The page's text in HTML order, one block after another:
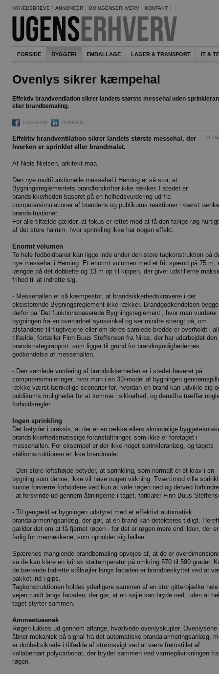
NYHEDSBREVE ANNONCER OM UGENSERHVERV KONTAKT
FORSIDE BYGGERI EMBALLAGE LAGER & TRANSPORT IT &
Ovenlys sikrer kæmpehal
Effektiv brandventilation sikrer landets største messehal uden
eller brandbemaling.
FACEBOOK LINKEDIN
06-
Effektiv brandventilation sikrer landets største messehal, der
hverken er sprinklet eller brandmalet.
Af Niels Nielsen, arkitekt maa
Den nye multifunktionelle messehal i Herning er så stor, at
Bygningsreglementets brandforskrifter ikke rækker. I stedet er
brandsikkerheden baseret på en helhedsvurdering ud fra
computersimulationer af brandens og publikums reaktioner i værst
brandsituationer.
For alle tilfælde gælder, at fokus er rettet mod at få den farlige røg
af det store halrum, hvor sprinkling ikke har nogen effekt.
Enormt volumen
To hele fodboldbaner kan ligge inde under den store tagkonstruktion på
nye messehal i Herning. Et enormt volumen med et frit spænd på 75 m,
længde på det dobbelte og 13 m op til kippen, der giver udstillerne
frihed til at indrette sig.
- Messehallen er så kæmpestor, at brandsikkerhedskravene i det
eksisterende Bygningsreglement ikke rækker. Brandgodkendelsen
derfor på ’Det funktionsbaserede Bygningsreglement’, hvor man vurderer
bygningen fra en overordnet synsvinkel og ser mindre strengt på, om
afstandene til flugtvejene eller om deres samlede bredde er overholdt i
tilfælde, fortæller Finn Buus Steffensen fra Niras, der har udarbejdet den
brandstrategirapport, som ligger til grund for brandmyndighedernes
godkendelse af messehallen.
- Den samlede vurdering af brandsikkerheden er i stedet baseret på
computersimuleringer, hvor man i en 3D-model af bygningen
række værst tænkelige scenarier for, hvordan en brand kan udvikle sig
publikums muligheder for at komme i sikkerhed; og derudfra træffer
forholdsregler.
Ingen sprinkling
Det betyder i praksis, at der er en række ellers almindelige
brandsikkerhedsmæssige foranstaltninger, som ikke er foretaget i
messehallen. For eksempel er der ikke noget sprinkleranlæg, og tagets
stålkonstruktionen er ikke brandmalet.
- Den store loftshøjde betyder, at sprinkling, som normalt er et krav i en
bygning som denne, ikke vil have nogen virkning. Tværtimod ville
kunne forværre forholdene ved kun at køle røgen ned og derved
i at forsvinde ud gennem åbningerne i taget, forklarer Finn Buus
- Til gengæld er bygningen udstyret med et effektivt automatisk
brandalarmeringsanlæg, der gør, at en brand kan detekteres tidligt.
gælder det om at få fjernet røgen - for det er røgen mere end ilden, der er
farlig for menneskene, som opholder sig hallen.
Spærenes manglende brandbemaling opvejes af, at de er
så de kan klare en kritisk ståltemperatur på omkring 570 til 590 grader.
de bærende lodrette stålsøjler langs facaden er brandbeskyttet ved at
pakket ind i gips.
Tagkonstruktionen holdes yderligere sammen af en stor gitterbjælke hele
vejen rundt langs facaden, der gør, at en søjle kan bryde ned, uden at
taget styrter sammen.
Ammestuesnak
Røgen lukkes ud gennem aflange, hvælvede ovenlyskupler. Ovenlysene
åbner mekanisk på signal fra det automatiske brandalarmeringsanlæg,
er dobbeltsikrede i tilfælde af strømsvigt ved at være fremstillet af
kollaberbart polycarbonat, der bryder sammen ved varmepåvirkningen fra
røgen.